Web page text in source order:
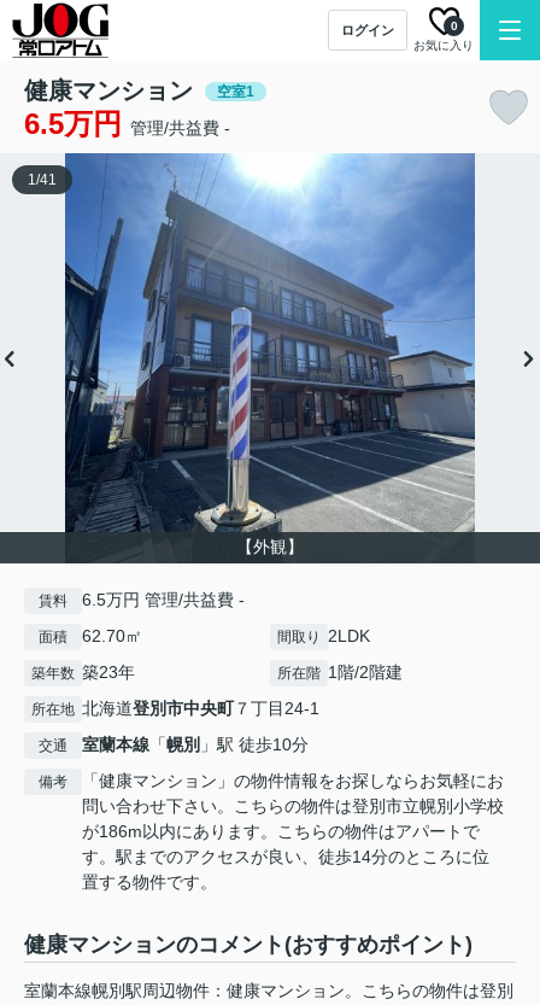
ログイン
お気に入り
0
健康マンション 空室1
6.5万円 管理/共益費 -
【外観】
1/41
賃料 6.5万円 管理/共益費 -
面積 62.70㎡ 間取り 2LDK
築年数 築23年 所在階 1階/2階建
所在地 北海道登別市中央町７丁目24-1
交通 室蘭本線 「幌別 」駅 徒歩10分
備考
「健康マンション」の物件情報をお探しならお気軽にお
問い合わせ下さい。こちらの物件は登別市立幌別小学校
が186m以内にあります。こちらの物件はアパートで
す。駅までのアクセスが良い、徒歩14分のところに位
置する物件です。
健康マンションのコメント(おすすめポイント)
室蘭本線幌別駅周辺物件：健康マンション。こちらの物件は登別